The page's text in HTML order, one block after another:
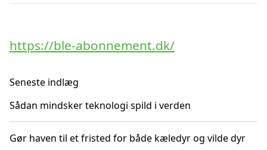
https://ble-abonnement.dk/
Seneste indlæg
Sådan mindsker teknologi spild i verden
Gør haven til et fristed for både kæledyr og vilde dyr